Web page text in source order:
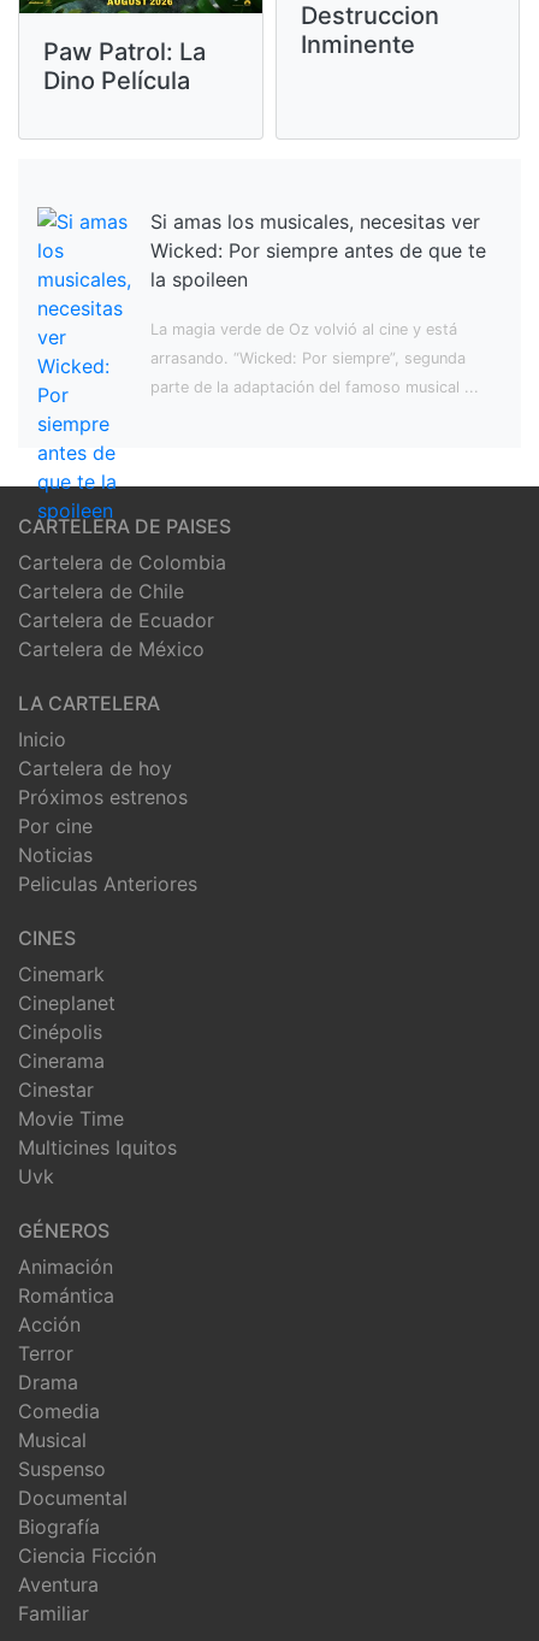
Paw Patrol: La
Dino Película
Destruccion
Inminente
Si amas los musicales, necesitas ver
Wicked: Por siempre antes de que te
la spoileen
La magia verde de Oz volvió al cine y está
arrasando. “Wicked: Por siempre”, segunda
parte de la adaptación del famoso musical ...
CARTELERA DE PAISES
Cartelera de Colombia
Cartelera de Chile
Cartelera de Ecuador
Cartelera de México
LA CARTELERA
Inicio
Cartelera de hoy
Próximos estrenos
Por cine
Noticias
Peliculas Anteriores
CINES
Cinemark
Cineplanet
Cinépolis
Cinerama
Cinestar
Movie Time
Multicines Iquitos
Uvk
GÉNEROS
Animación
Romántica
Acción
Terror
Drama
Comedia
Musical
Suspenso
Documental
Biografía
Ciencia Ficción
Aventura
Familiar